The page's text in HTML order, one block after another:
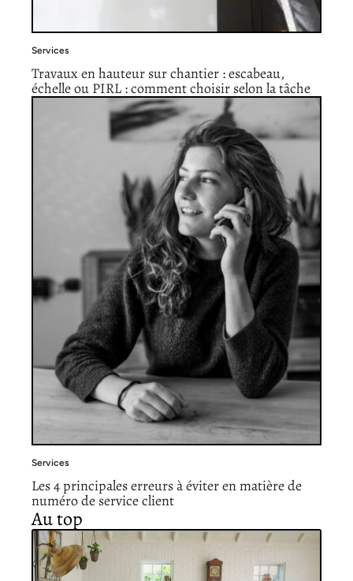
Services
Travaux en hauteur sur chantier : escabeau,
échelle ou PIRL : comment choisir selon la tâche
Services
Les 4 principales erreurs à éviter en matière de
numéro de service client
Au top